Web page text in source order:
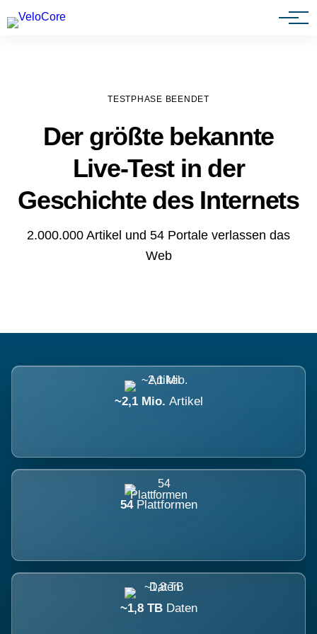
Agenturen & Webdesigner
TESTPHASE BEENDET
Der größte bekannte
Live-Test in der
Geschichte des Internets
2.000.000 Artikel und 54 Portale verlassen das
Web
~2,1 Mio. Artikel
54 Plattformen
~1,8 TB Daten